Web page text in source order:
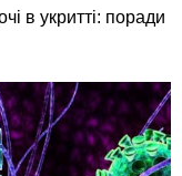
в укритті: поради